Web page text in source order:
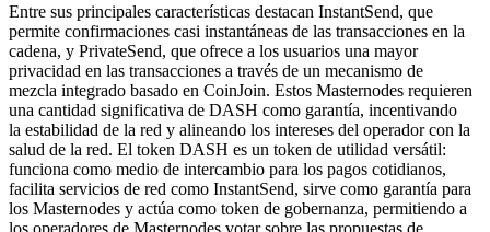
Entre sus principales características destacan InstantSend, que
permite confirmaciones casi instantáneas de las transacciones en la
cadena, y PrivateSend, que ofrece a los usuarios una mayor
privacidad en las transacciones a través de un mecanismo de
mezcla integrado basado en CoinJoin. Estos Masternodes requieren
una cantidad significativa de DASH como garantía, incentivando
la estabilidad de la red y alineando los intereses del operador con la
salud de la red. El token DASH es un token de utilidad versátil:
funciona como medio de intercambio para los pagos cotidianos,
facilita servicios de red como InstantSend, sirve como garantía para
los Masternodes y actúa como token de gobernanza, permitiendo a
los operadores de Masternodes votar sobre las propuestas de